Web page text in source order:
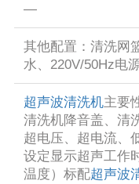
—
其他配置：清洗网
水、220V/50Hz电
超声波清洗机主要
清洗机降音盖、清
超电压、超电流、
设定显示超声工作
温度）标配超声波